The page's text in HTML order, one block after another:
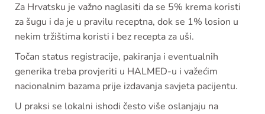
Za Hrvatsku je važno naglasiti da se 5% krema koristi
za šugu i da je u pravilu receptna, dok se 1% losion u
nekim tržištima koristi i bez recepta za uši.
Točan status registracije, pakiranja i eventualnih
generika treba provjeriti u HALMED-u i važećim
nacionalnim bazama prije izdavanja savjeta pacijentu.
U praksi se lokalni ishodi često više oslanjaju na